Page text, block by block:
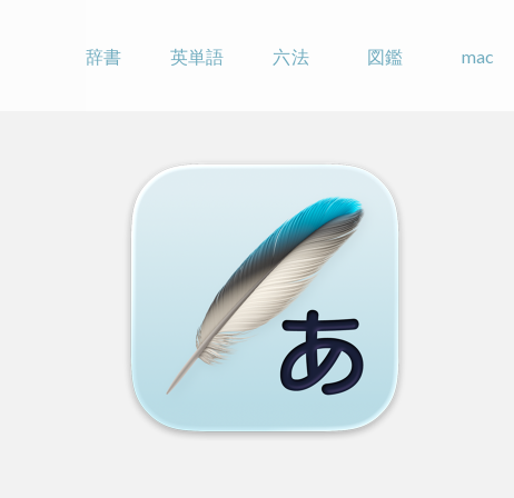
辞書 英単語 六法 図鑑 mac